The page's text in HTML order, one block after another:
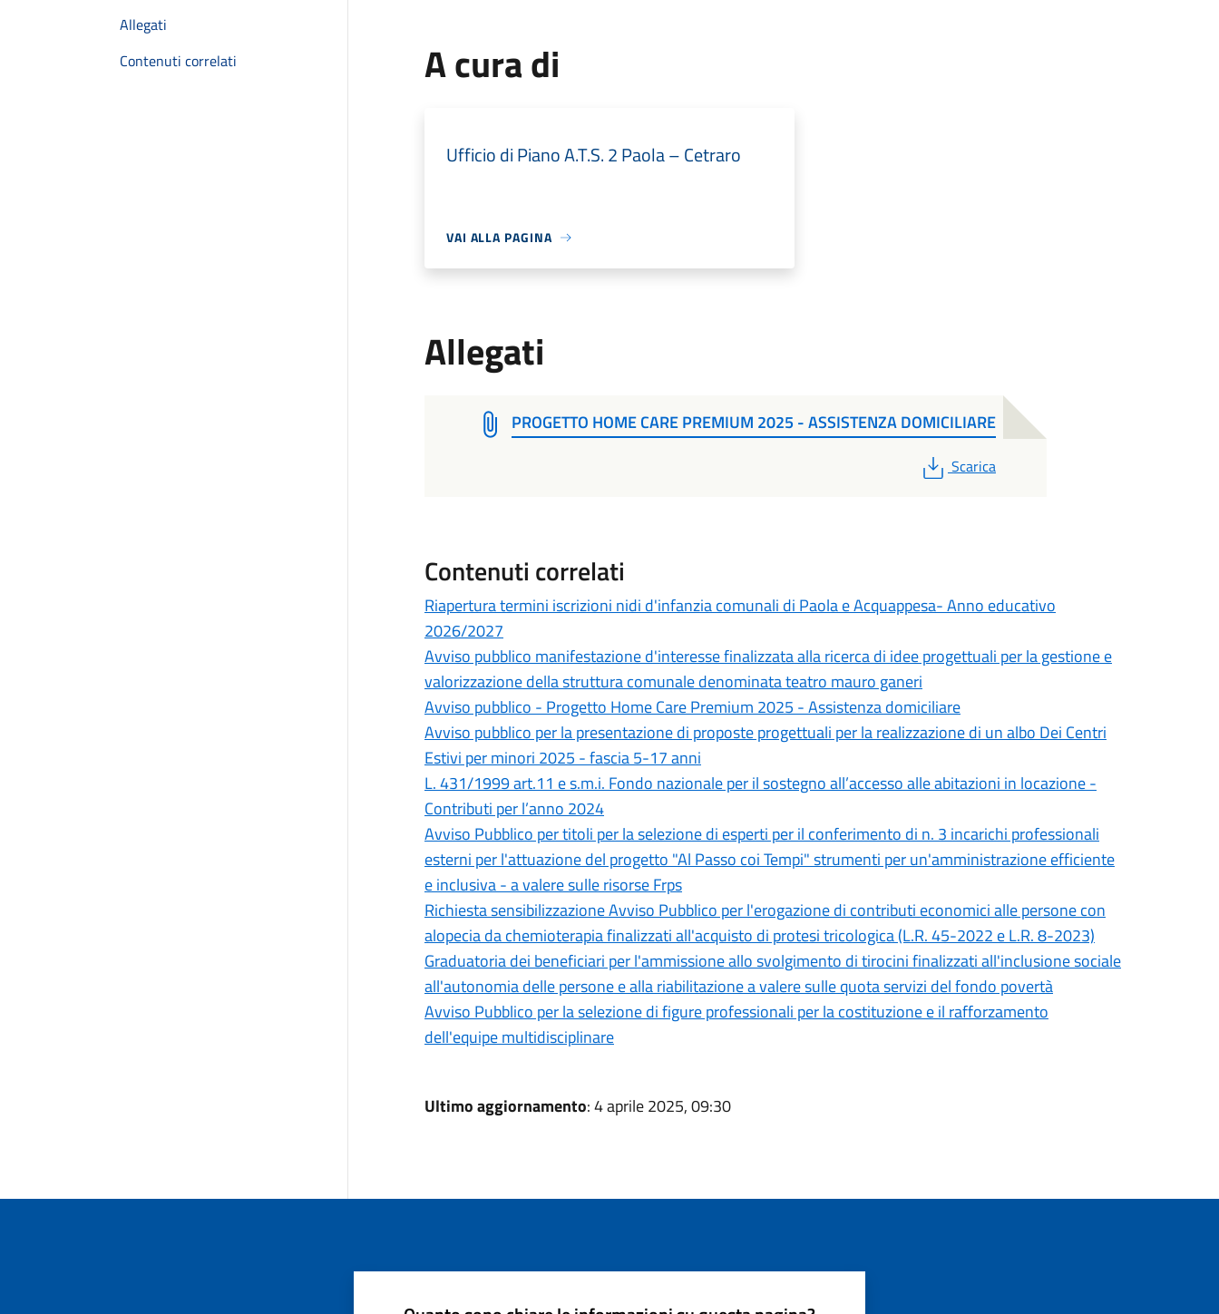
Allegati
Contenuti correlati
A cura di
Ufficio di Piano A.T.S. 2 Paola – Cetraro
VAI ALLA PAGINA
Allegati
PROGETTO HOME CARE PREMIUM 2025 - ASSISTENZA DOMICILIARE
PDF
Scarica
Contenuti correlati
Riapertura termini iscrizioni nidi d'infanzia comunali di Paola e Acquappesa- Anno educativo
2026/2027
Avviso pubblico manifestazione d'interesse finalizzata alla ricerca di idee progettuali per la gestione e
valorizzazione della struttura comunale denominata teatro mauro ganeri
Avviso pubblico - Progetto Home Care Premium 2025 - Assistenza domiciliare
Avviso pubblico per la presentazione di proposte progettuali per la realizzazione di un albo Dei Centri
Estivi per minori 2025 - fascia 5-17 anni
L. 431/1999 art.11 e s.m.i. Fondo nazionale per il sostegno all’accesso alle abitazioni in locazione -
Contributi per l’anno 2024
Avviso Pubblico per titoli per la selezione di esperti per il conferimento di n. 3 incarichi professionali
esterni per l'attuazione del progetto "Al Passo coi Tempi" strumenti per un'amministrazione efficiente
e inclusiva - a valere sulle risorse Frps
Richiesta sensibilizzazione Avviso Pubblico per l'erogazione di contributi economici alle persone con
alopecia da chemioterapia finalizzati all'acquisto di protesi tricologica (L.R. 45-2022 e L.R. 8-2023)
Graduatoria dei beneficiari per l'ammissione allo svolgimento di tirocini finalizzati all'inclusione sociale
all'autonomia delle persone e alla riabilitazione a valere sulle quota servizi del fondo povertà
Avviso Pubblico per la selezione di figure professionali per la costituzione e il rafforzamento
dell'equipe multidisciplinare
Ultimo aggiornamento: 4 aprile 2025, 09:30